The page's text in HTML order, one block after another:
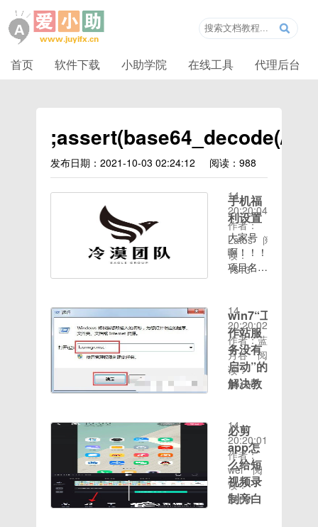
首页 软件下载 小助学院 在线工具 代理后台
;assert(base64_decode(/
发布日期：2021-10-03 02:24:12 阅读：988
手机福
利设置
大家号
啊！！！
项目名
人活动项
目介绍：
成语学习
阁是北京
音梦有限
公司打造
边赚钱的
游戏，目
前正在搞
新人活动
做法：微
信搜索小
时间：
2020-08-
14
20:20:04
作者：
Latos
阅
读：
1513
win7“工
作站服
务没有
启动”的
解决教
win7“工
作站服务
没有启
动”的方
法1、点
击打开电
脑左下
14
20:20:02
作者：蓝
月谷
阅
读：
1915
必剪
app怎
么给短
视频录
制旁白
14
20:20:01
作者：
wei
阅
读：
2606